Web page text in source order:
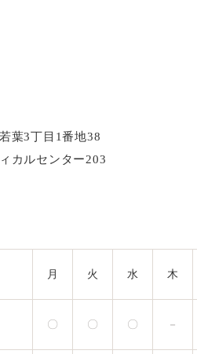
葉3丁目1番地38
カルセンター203
月 火 水 木
〇 〇 〇 －